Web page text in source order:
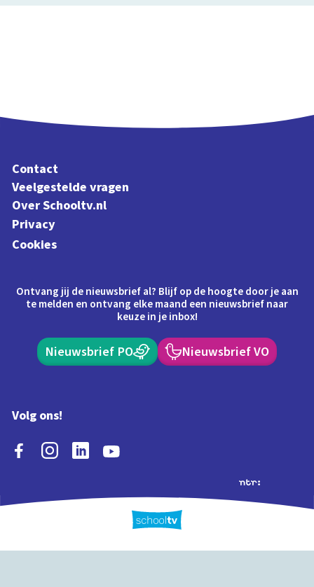
Contact
Veelgestelde vragen
Over Schooltv.nl
Privacy
Cookies
Ontvang jij de nieuwsbrief al? Blijf op de hoogte door je aan
te melden en ontvang elke maand een nieuwsbrief naar
keuze in je inbox!
Nieuwsbrief PO Nieuwsbrief VO
Volg ons!